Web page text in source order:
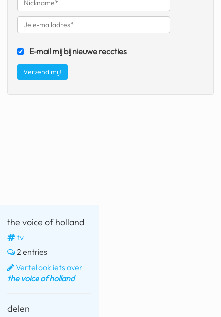
chevrolet mohawk
E-mail mij bij nieuwe reacties
the voice of holland
tv
2 entries
Vertel ook iets over
the voice of holland
delen